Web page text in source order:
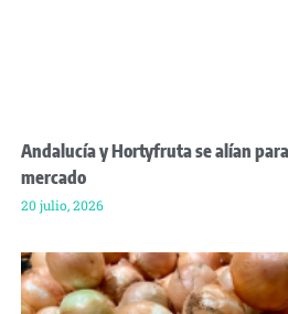
Andalucía y Hortyfruta se alían
mercado
20 julio, 2026